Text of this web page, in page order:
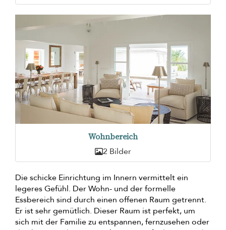
Wohnbereich
2 Bilder
Die schicke Einrichtung im Innern vermittelt ein
legeres Gefühl. Der Wohn- und der formelle
Essbereich sind durch einen offenen Raum getrennt.
Er ist sehr gemütlich. Dieser Raum ist perfekt, um
sich mit der Familie zu entspannen, fernzusehen oder